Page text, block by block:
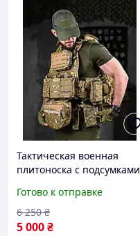
Тактическая военная
плитоноска с подсумками
Attack Пиксель армейский
бронежилет
Готово к отправке
5 000₴
6 250 ₴